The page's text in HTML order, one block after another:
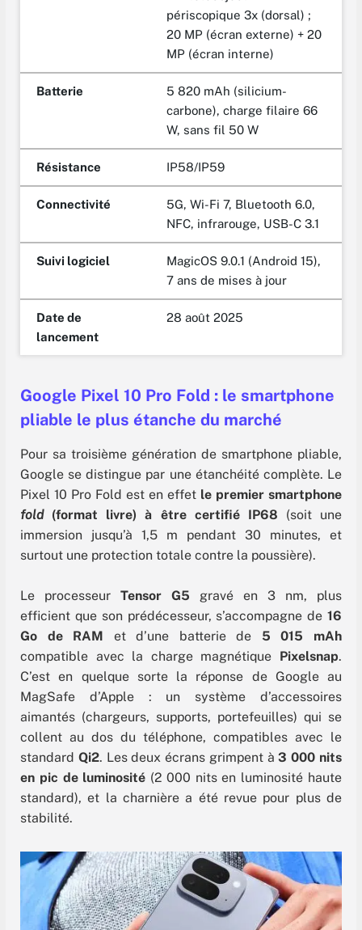
périscopique 3x (dorsal) ;
20 MP (écran externe) + 20
MP (écran interne)
Batterie
5 820 mAh (silicium-
carbone), charge filaire 66
W, sans fil 50 W
Résistance IP58/IP59
Connectivité
5G, Wi-Fi 7, Bluetooth 6.0,
NFC, infrarouge, USB-C 3.1
Suivi logiciel
MagicOS 9.0.1 (Android 15),
7 ans de mises à jour
Date de
lancement
28 août 2025
Google Pixel 10 Pro Fold : le smartphone
pliable le plus étanche du marché
Pour sa troisième génération de smartphone pliable,
Google se distingue par une étanchéité complète. Le
Pixel 10 Pro Fold est en effet le premier smartphone
fold (format livre) à être certifié IP68 (soit une
immersion jusqu’à 1,5 m pendant 30 minutes, et
surtout une protection totale contre la poussière).
Le processeur Tensor G5 gravé en 3 nm, plus
efficient que son prédécesseur, s’accompagne de 16
Go de RAM et d’une batterie de 5 015 mAh
compatible avec la charge magnétique Pixelsnap.
C’est en quelque sorte la réponse de Google au
MagSafe d’Apple : un système d’accessoires
aimantés (chargeurs, supports, portefeuilles) qui se
collent au dos du téléphone, compatibles avec le
standard Qi2. Les deux écrans grimpent à3 000 nits
en pic de luminosité (2 000 nits en luminosité haute
standard), et la charnière a été revue pour plus de
stabilité.